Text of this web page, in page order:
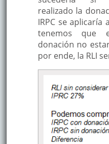
realizado la
IRPC se aplicaría
tenemos que
donación no
por ende, la RLI